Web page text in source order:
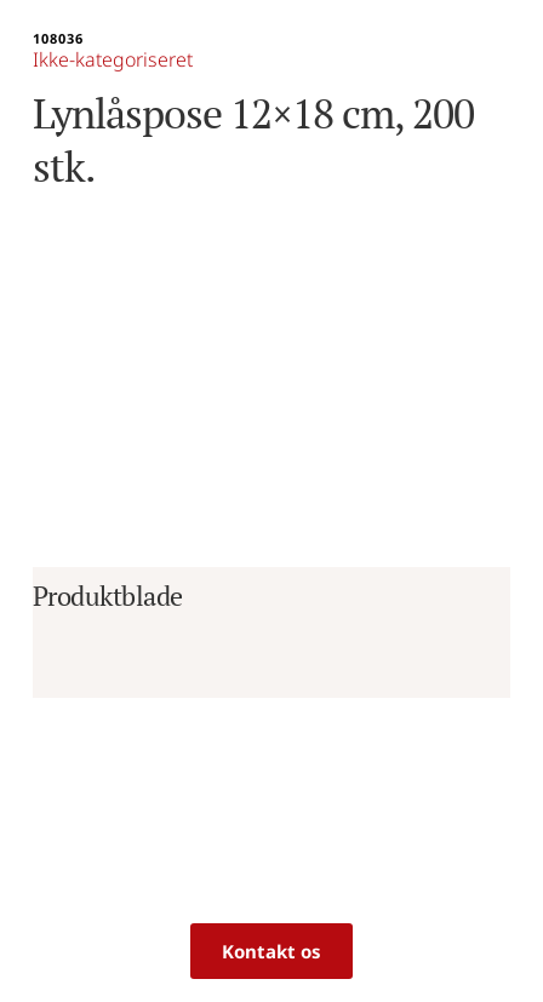
108036
Ikke-kategoriseret
Lynlåspose 12×18 cm, 200
stk.
Produktblade
Kontakt os